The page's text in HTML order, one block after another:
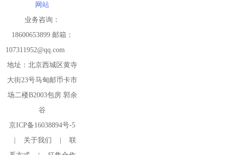
网站
业务咨询：
18600653899 邮箱：
107311952@qq.com
地址：北京西城区黄寺
大街23号马甸邮币卡市
场二楼B2003包房 郭余
谷
京ICP备16038894号-5
关于我们
联